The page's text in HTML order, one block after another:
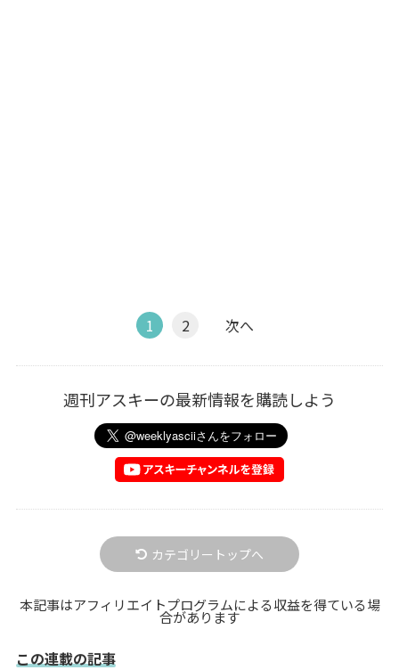
1 2 次へ
週刊アスキーの最新情報を購読しよう
カテゴリートップへ
本記事はアフィリエイトプログラムによる収益を得ている場
合があります
この連載の記事